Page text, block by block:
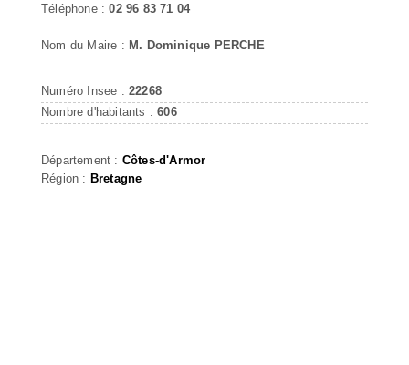
Téléphone :02 96 83 71 04
Nom du Maire : M. Dominique PERCHE
Numéro Insee : 22268
Nombre d'habitants :606
Département : Côtes-d'Armor
Région : Bretagne